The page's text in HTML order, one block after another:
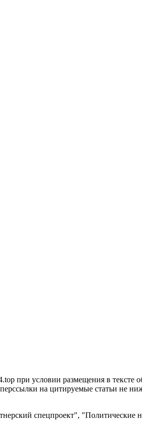
при условии размещения в
на цитируемые статьи не
спецпроект", "Политические